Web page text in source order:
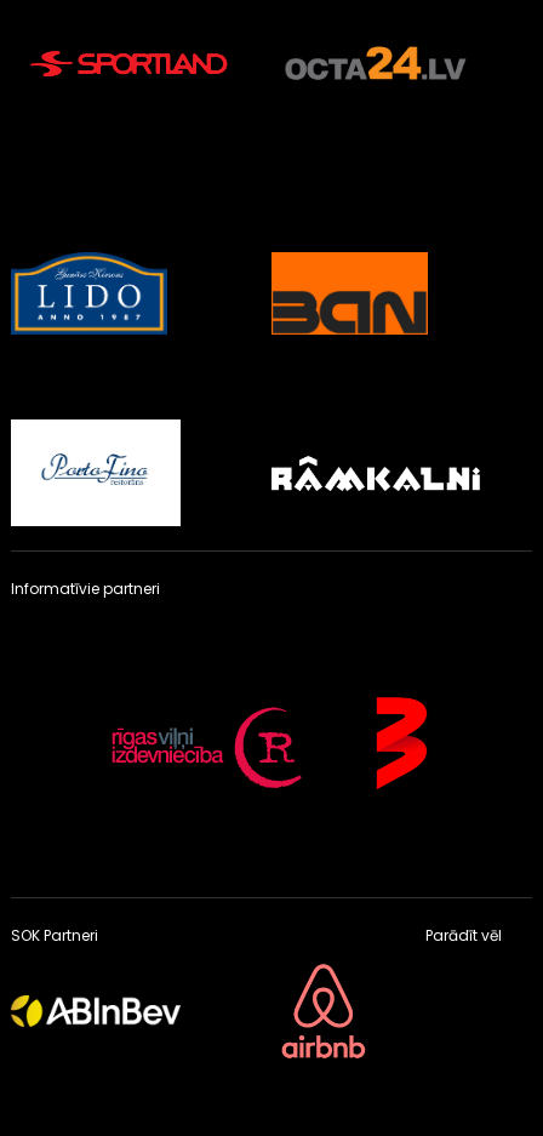
Informatīvie partneri
SOK Partneri Parādīt vēl